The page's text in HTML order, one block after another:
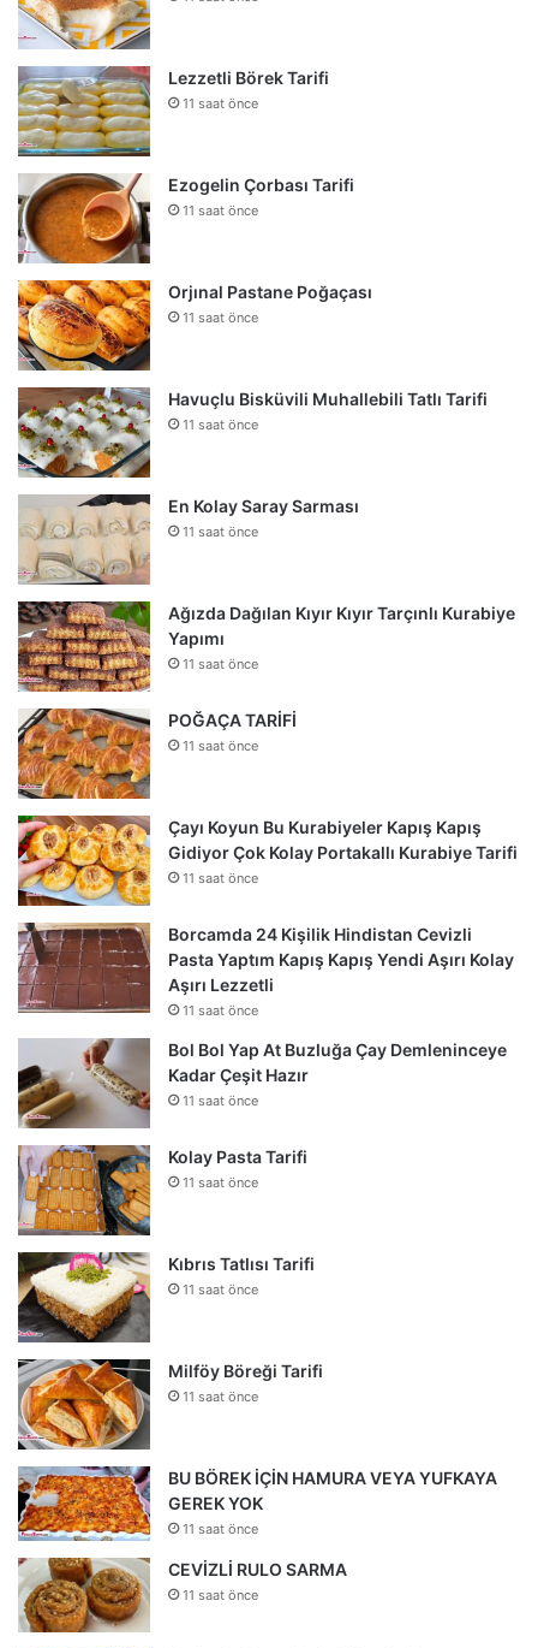
Lezzetli Börek Tarifi
11 saat önce
Ezogelin Çorbası Tarifi
11 saat önce
Orjınal Pastane Poğaçası
11 saat önce
Havuçlu Bisküvili Muhallebili Tatlı Tarifi
11 saat önce
En Kolay Saray Sarması
11 saat önce
Ağızda Dağılan Kıyır Kıyır Tarçınlı Kurabiye
Yapımı
11 saat önce
POĞAÇA TARİFİ
11 saat önce
Çayı Koyun Bu Kurabiyeler Kapış Kapış
Gidiyor Çok Kolay Portakallı Kurabiye Tarifi
11 saat önce
Borcamda 24 Kişilik Hindistan Cevizli
Pasta Yaptım Kapış Kapış Yendi Aşırı Kolay
Aşırı Lezzetli
11 saat önce
Bol Bol Yap At Buzluğa Çay Demleninceye
Kadar Çeşit Hazır
11 saat önce
Kolay Pasta Tarifi
11 saat önce
Kıbrıs Tatlısı Tarifi
11 saat önce
Milföy Böreği Tarifi
11 saat önce
BU BÖREK İÇİN HAMURA VEYA YUFKAYA
GEREK YOK
11 saat önce
CEVİZLİ RULO SARMA
11 saat önce